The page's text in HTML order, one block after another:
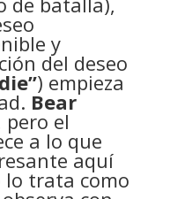
y
del deseo
) empieza
Bear
el
a lo que
aquí
lo trata como